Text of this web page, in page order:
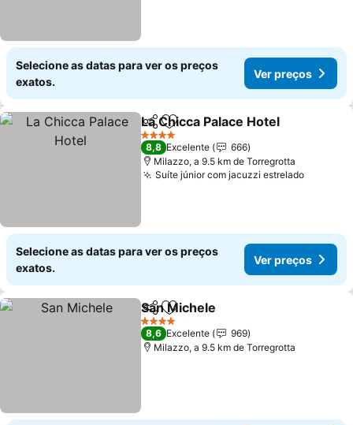
Selecione as datas para ver os preços
exatos.
Ver preços
PartilharAdicionar aos favoritos
La Chicca Palace Hotel
4 Estrelas
8,8 Excelente
666
Milazzo, a 9.5 km de Torregrotta
Suíte júnior com jacuzzi estrelado
Selecione as datas para ver os preços
exatos.
Ver preços
PartilharAdicionar aos favoritos
San Michele
4 Estrelas
8,6 Excelente
969
Milazzo, a 9.5 km de Torregrotta